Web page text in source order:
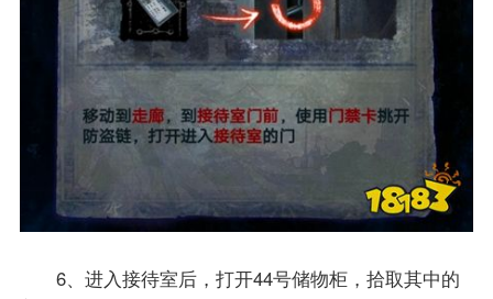
6、进入接待室后，打开44号储物柜，拾取其中的